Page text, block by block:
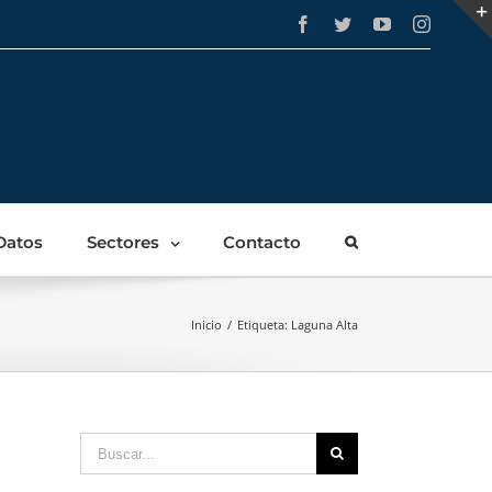
Facebook
TwitterYouTube
Sectores Contacto
Inicio / Etiqueta: Laguna Alta